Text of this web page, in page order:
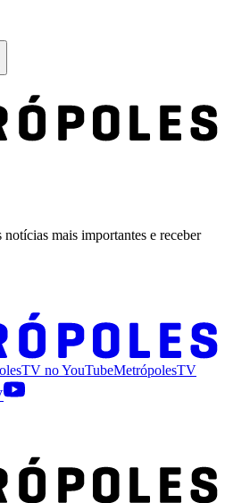
mais importantes e receber
noYouTubeMetrópolesTV